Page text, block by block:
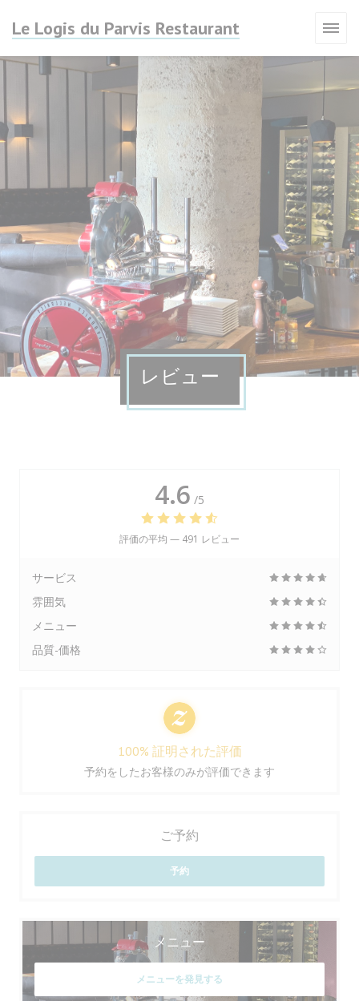
Le Logis du Parvis Restaurant
レビュー
4.6 /5
評価の平均 — 491 レビュー
サービス
雰囲気
メニュー
品質-価格
100% 証明された評価
予約をしたお客様のみが評価できます
ご予約
予約
メニュー
メニューを発見する